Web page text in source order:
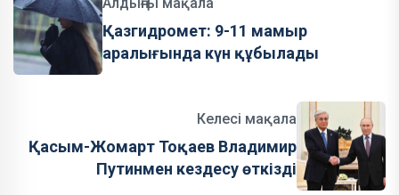
Алдыңғы мақала
Қазгидромет: 9-11 мамыр
аралығында күн құбылады
Келесі мақала
Қасым-Жомарт Тоқаев Владимир
Путинмен кездесу өткізді